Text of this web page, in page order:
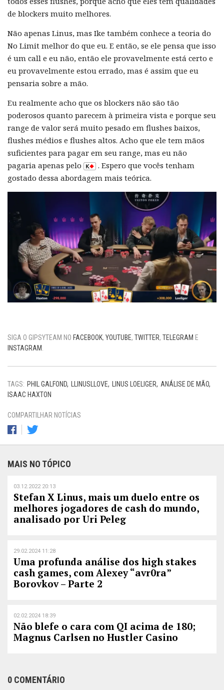
de blockers muito melhores.
Não apenas Linus, mas Ike também conhece a teoria do
No Limit melhor do que eu. E então, se ele pensa que isso
é um call e eu não, então ele provavelmente está certo e
eu provavelmente estou errado, mas é assim que eu
pensaria sobre a mão.
Eu realmente acho que os blockers não são tão
poderosos quanto parecem à primeira vista e porque seu
range de valor será muito pesado em flushes baixos,
flushes médios e flushes altos. Acho que ele tem mãos
suficientes para pagar em seu range, mas eu não
pagaria apenas pelo
. Espero que vocês tenham
gostado dessa abordagem mais teórica.
SIGA O GIPSYTEAM NO FACEBOOK, YOUTUBE, TWITTER, TELEGRAM E
INSTAGRAM
TAGS: PHIL GALFOND LLINUSLLOVE LINUS LOELIGER
ANÁLISE DE MÃO
ISAAC HAXTON
COMPARTILHAR NOTÍCIAS
MAIS NO TÓPICO
03.12.2022 20:13
Stefan X Linus, mais um duelo entre os
melhores jogadores de cash do mundo,
analisado por Uri Peleg
29.02.2024 11:28
Uma profunda análise dos high stakes
cash games, com Alexey “avr0ra”
Borovkov – Parte 2
02.02.2024 18:39
Não blefe o cara com QI acima de 180;
Magnus Carlsen no Hustler Casino
0 COMENTÁRIO